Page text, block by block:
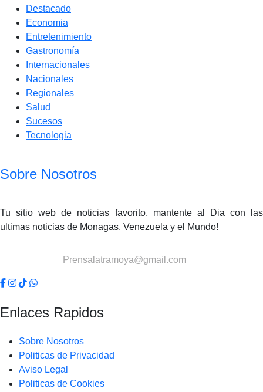
Destacado
Economia
Entretenimiento
Gastronomía
Internacionales
Nacionales
Regionales
Salud
Sucesos
Tecnologia
Sobre Nosotros
Tu sitio web de noticias favorito, mantente al Dia con las
ultimas noticias de Monagas, Venezuela y el Mundo!
Prensalatramoya@gmail.com
Enlaces Rapidos
Sobre Nosotros
Politicas de Privacidad
Aviso Legal
Politicas de Cookies